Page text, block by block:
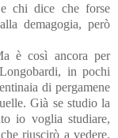
e chi dice che forse
demagogia, però
è così ancora per
in pochi
di pergamene
Già se studio la
io voglia studiare,
riuscirò a vedere.